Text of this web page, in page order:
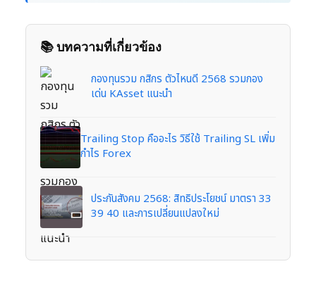
📚 บทความที่เกี่ยวข้อง
กองทุนรวม กสิกร ตัวไหนดี 2568 รวมกอง
เด่น KAsset แนะนำ
Trailing Stop คืออะไร วิธีใช้ Trailing SL เพิ่ม
กำไร Forex
ประกันสังคม 2568: สิทธิประโยชน์ มาตรา 33
39 40 และการเปลี่ยนแปลงใหม่